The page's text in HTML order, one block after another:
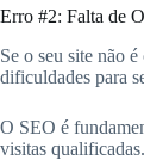
Erro #2: Falta de
Se o seu site não
dificuldades para
O SEO é
visitas qualificadas.